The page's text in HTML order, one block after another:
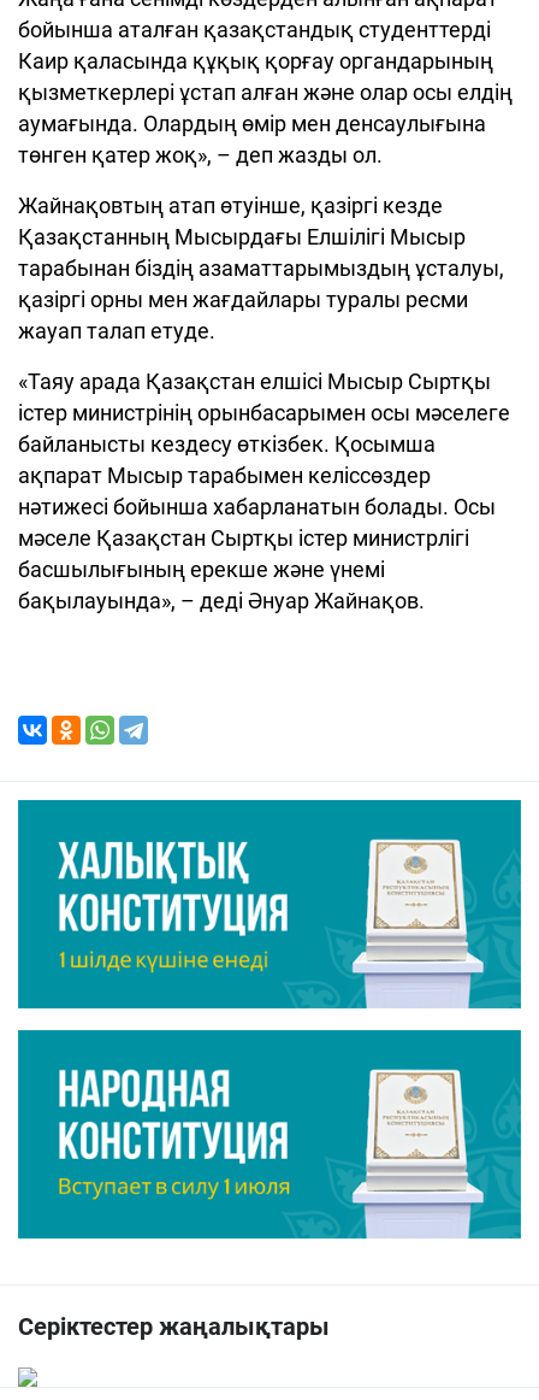
бойынша аталған қазақстандық студенттерді
Каир қаласында құқық қорғау органдарының
қызметкерлері ұстап алған және олар осы елдің
аумағында. Олардың өмір мен денсаулығына
төнген қатер жоқ», – деп жазды ол.
Жайнақовтың атап өтуінше, қазіргі кезде
Қазақстанның Мысырдағы Елшілігі Мысыр
тарабынан біздің азаматтарымыздың ұсталуы,
қазіргі орны мен жағдайлары туралы ресми
жауап талап етуде.
«Таяу арада Қазақстан елшісі Мысыр Сыртқы
істер министрінің орынбасарымен осы мәселеге
байланысты кездесу өткізбек. Қосымша
ақпарат Мысыр тарабымен келіссөздер
нәтижесі бойынша хабарланатын болады. Осы
мәселе Қазақстан Сыртқы істер министрлігі
басшылығының ерекше және үнемі
бақылауында», – деді Әнуар Жайнақов.
Серіктестер жаңалықтары